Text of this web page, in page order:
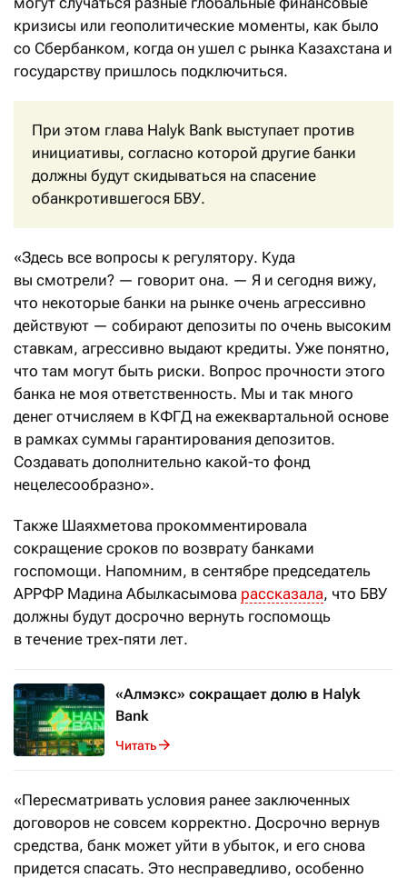
кризисы или геополитические моменты, как было
со Сбербанком, когда он ушел с рынка Казахстана и
государству пришлось подключиться.
При этом глава Halyk Bank выступает против
инициативы, согласно которой другие банки
должны будут скидываться на спасение
обанкротившегося БВУ.
«Здесь все вопросы к регулятору. Куда
вы смотрели? — говорит она. — Я и сегодня вижу,
что некоторые банки на рынке очень агрессивно
действуют — собирают депозиты по очень высоким
ставкам, агрессивно выдают кредиты. Уже понятно,
что там могут быть риски. Вопрос прочности этого
банка не моя ответственность. Мы и так много
денег отчисляем в КФГД на ежеквартальной основе
в рамках суммы гарантирования депозитов.
Создавать дополнительно какой-то фонд
нецелесообразно».
Также Шаяхметова прокомментировала
сокращение сроков по возврату банками
госпомощи. Напомним, в сентябре председатель
АРРФР Мадина Абылкасымова рассказала, что БВУ
должны будут досрочно вернуть госпомощь
в течение трех-пяти лет.
«Алмэкс» сокращает долю в Halyk
Bank
Читать
«Пересматривать условия ранее заключенных
договоров не совсем корректно. Досрочно вернув
средства, банк может уйти в убыток, и его снова
придется спасать. Это несправедливо, особенно